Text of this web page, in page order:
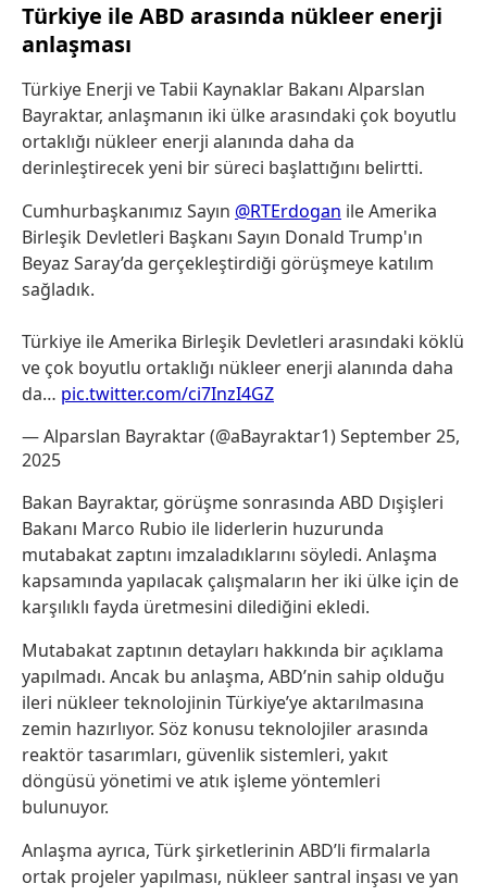
Türkiye ile ABD arasında nükleer enerji
anlaşması
Türkiye Enerji ve Tabii Kaynaklar Bakanı Alparslan
Bayraktar, anlaşmanın iki ülke arasındaki çok boyutlu
ortaklığı nükleer enerji alanında daha da
derinleştirecek yeni bir süreci başlattığını belirtti.
Cumhurbaşkanımız Sayın @RTErdogan ile Amerika
Birleşik Devletleri Başkanı Sayın Donald Trump'ın
Beyaz Saray’da gerçekleştirdiği görüşmeye katılım
sağladık.
Türkiye ile Amerika Birleşik Devletleri arasındaki köklü
ve çok boyutlu ortaklığı nükleer enerji alanında daha
da… pic.twitter.com/ci7InzI4GZ
— Alparslan Bayraktar (@aBayraktar1)September 25,
2025
Bakan Bayraktar, görüşme sonrasında ABD Dışişleri
Bakanı Marco Rubio ile liderlerin huzurunda
mutabakat zaptını imzaladıklarını söyledi. Anlaşma
kapsamında yapılacak çalışmaların her iki ülke için de
karşılıklı fayda üretmesini dilediğini ekledi.
Mutabakat zaptının detayları hakkında bir açıklama
yapılmadı. Ancak bu anlaşma, ABD’nin sahip olduğu
ileri nükleer teknolojinin Türkiye’ye aktarılmasına
zemin hazırlıyor. Söz konusu teknolojiler arasında
reaktör tasarımları, güvenlik sistemleri, yakıt
döngüsü yönetimi ve atık işleme yöntemleri
bulunuyor.
Anlaşma ayrıca, Türk şirketlerinin ABD’li firmalarla
ortak projeler yapılması, nükleer santral inşası ve yan